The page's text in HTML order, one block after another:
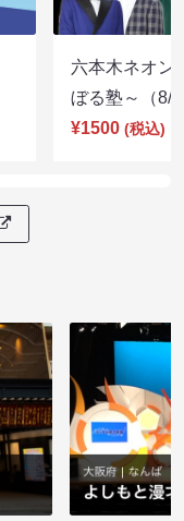
六本木ネオン
ぼる塾～（
¥1500 (税込)